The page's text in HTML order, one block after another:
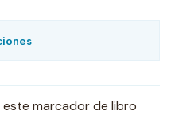
marcador de libro